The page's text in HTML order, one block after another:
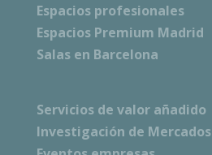
Espacios profesionales
Espacios Premium Madrid
Salas en Barcelona
Servicios de valor añadido
Investigación de Mercados